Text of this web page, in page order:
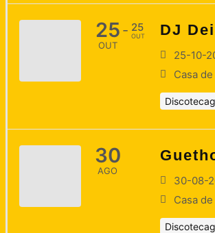
25
OUT
- 25
OUT DJ
25-10-
Casa
30
AGO
30-08-
Casa